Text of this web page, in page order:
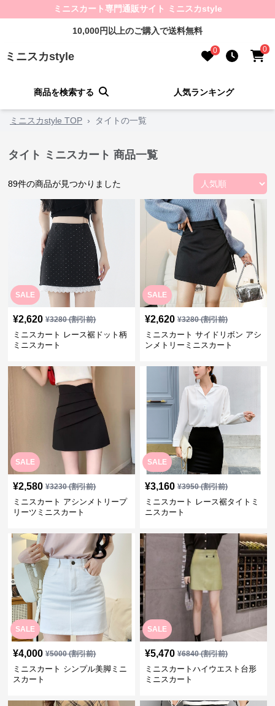
ミニスカート専門通販サイト ミニスカstyle
10,000円以上のご購入で送料無料
ミニスカstyle 0 0
商品を検索する 人気ランキング
ミニスカstyle TOP › タイトの一覧
タイト ミニスカート 商品一覧
89件の商品が見つかりました
SALE
¥2,620 ¥3280(割引前)
ミニスカート レース裾ドット柄
ミニスカート
SALE
¥2,620 ¥3280(割引前)
ミニスカート サイドリボン アシ
ンメトリーミニスカート
SALE
¥2,580 ¥3230(割引前)
ミニスカート アシンメトリープ
リーツミニスカート
SALE
¥3,160 ¥3950(割引前)
ミニスカート レース裾タイトミ
ニスカート
SALE
¥4,000 ¥5000(割引前)
ミニスカート シンプル美脚ミニ
スカート
SALE
¥5,470 ¥6840(割引前)
ミニスカートハイウエスト台形
ミニスカート